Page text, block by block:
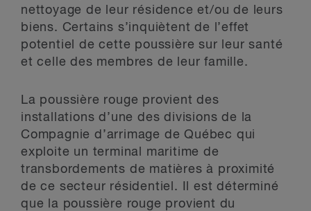
nettoyage de leur résidence et/ou de leurs
biens. Certains s’inquiètent de l’effet
potentiel de cette poussière sur leur santé
et celle des membres de leur famille.
La poussière rouge provient des
installations d’une des divisions de la
Compagnie d’arrimage de Québec qui
exploite un terminal maritime de
transbordements de matières à proximité
de ce secteur résidentiel. Il est déterminé
que la poussière rouge provient du